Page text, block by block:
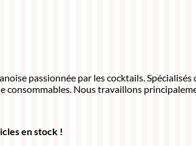
passionnée par les cocktails.
consommables. Nous travaillons
en stock !